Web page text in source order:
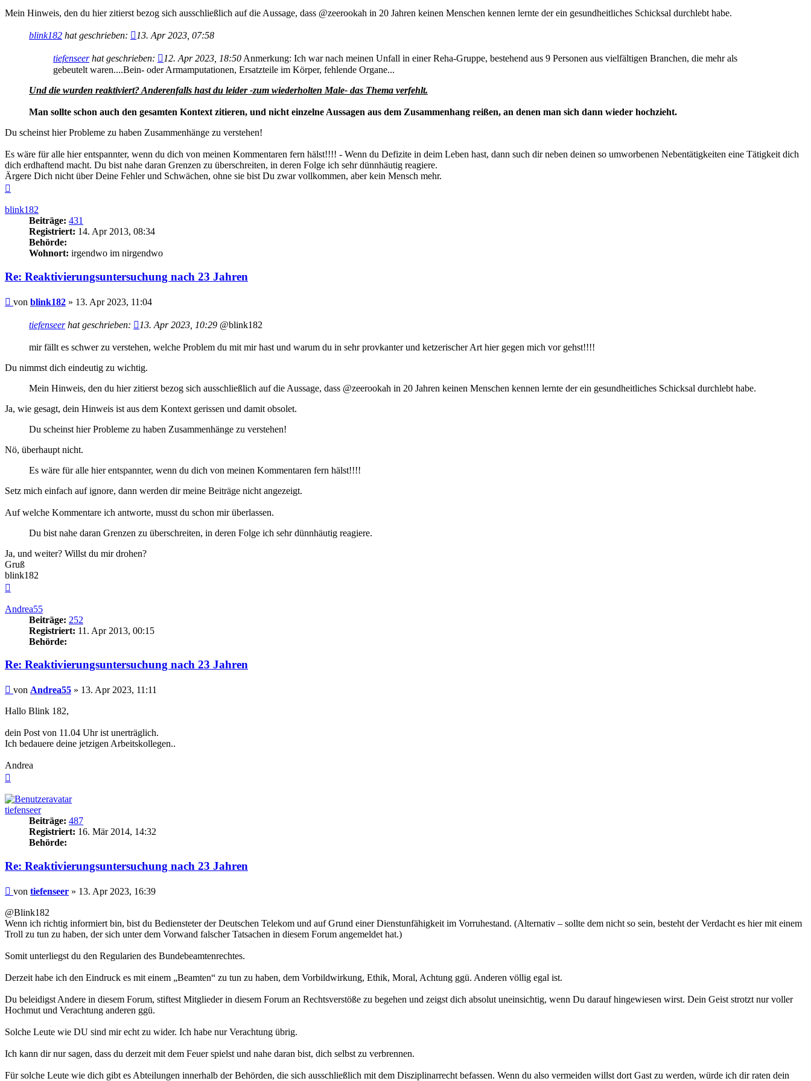
Mein Hinweis, den du hier zitierst bezog sich ausschließlich auf die Aussage, dass @zeerookah in 20 Jahren keinen Menschen kennen lernte der ein gesundheitliches Schicksal durchlebt habe.
blink182 hat geschrieben: 13. Apr 2023, 07:58
tiefenseerhat geschrieben: 12. Apr 2023, 18:50 Anmerkung: Ich war nach meinen Unfall in einer Reha-Gruppe, bestehend aus 9 Personen aus vielfältigen Branchen, die mehr als
gebeutelt waren....Bein- oder Armamputationen, Ersatzteile im Körper, fehlende Organe...
Und die wurden reaktiviert? Anderenfalls hast du leider -zum wiederholten Male- das Thema verfehlt.
Man sollte schon auch den gesamten Kontext zitieren, und nicht einzelne Aussagen aus dem Zusammenhang reißen, an denen man sich dann wieder hochzieht.
Du scheinst hier Probleme zu haben Zusammenhänge zu verstehen!
Es wäre für alle hier entspannter, wenn du dich von meinen Kommentaren fern hälst!!!! - Wenn du Defizite in deim Leben hast, dann such dir neben deinen so umworbenen Nebentätigkeiten eine Tätigkeit dich
dich erdhaftend macht. Du bist nahe daran Grenzen zu überschreiten, in deren Folge ich sehr dünnhäutig reagiere.
Ärgere Dich nicht über Deine Fehler und Schwächen, ohne sie bist Du zwar vollkommen, aber kein Mensch mehr.
blink182
Beiträge: 431
Registriert: 14. Apr 2013, 08:34
Behörde:
Wohnort: irgendwo im nirgendwo
Re: Reaktivierungsuntersuchung nach 23 Jahren
Beitrag
von blink182 » 13. Apr 2023, 11:04
tiefenseerhat geschrieben: 13. Apr 2023, 10:29 @blink182
mir fällt es schwer zu verstehen, welche Problem du mit mir hast und warum du in sehr provkanter und ketzerischer Art hier gegen mich vor gehst!!!!
Du nimmst dich eindeutig zu wichtig.
Mein Hinweis, den du hier zitierst bezog sich ausschließlich auf die Aussage, dass @zeerookah in 20 Jahren keinen Menschen kennen lernte der ein gesundheitliches Schicksal durchlebt habe.
Ja, wie gesagt, dein Hinweis ist aus dem Kontext gerissen und damit obsolet.
Du scheinst hier Probleme zu haben Zusammenhänge zu verstehen!
Nö, überhaupt nicht.
Es wäre für alle hier entspannter, wenn du dich von meinen Kommentaren fern hälst!!!!
Setz mich einfach auf ignore, dann werden dir meine Beiträge nicht angezeigt.
Auf welche Kommentare ich antworte, musst du schon mir überlassen.
Du bist nahe daran Grenzen zu überschreiten, in deren Folge ich sehr dünnhäutig reagiere.
Ja, und weiter? Willst du mir drohen?
Gruß
blink182
Andrea55
Beiträge: 252
Registriert: 11. Apr 2013, 00:15
Behörde:
Re: Reaktivierungsuntersuchung nach 23 Jahren
Beitrag
von Andrea55 » 13. Apr 2023, 11:11
Hallo Blink 182,
dein Post von 11.04 Uhr ist unerträglich.
Ich bedauere deine jetzigen Arbeitskollegen..
Andrea
tiefenseer
Beiträge: 487
Registriert: 16. Mär 2014, 14:32
Behörde:
Re: Reaktivierungsuntersuchung nach 23 Jahren
Beitrag
von tiefenseer » 13. Apr 2023, 16:39
@Blink182
Wenn ich richtig informiert bin, bist du Bediensteter der Deutschen Telekom und auf Grund einer Dienstunfähigkeit im Vorruhestand. (Alternativ – sollte dem nicht so sein, besteht der Verdacht es hier mit einem
Troll zu tun zu haben, der sich unter dem Vorwand falscher Tatsachen in diesem Forum angemeldet hat.)
Somit unterliegst du den Regularien des Bundebeamtenrechtes.
Derzeit habe ich den Eindruck es mit einem „Beamten“ zu tun zu haben, dem Vorbildwirkung, Ethik, Moral, Achtung ggü. Anderen völlig egal ist.
Du beleidigst Andere in diesem Forum, stiftest Mitglieder in diesem Forum an Rechtsverstöße zu begehen und zeigst dich absolut uneinsichtig, wenn Du darauf hingewiesen wirst. Dein Geist strotzt nur voller
Hochmut und Verachtung anderen ggü.
Solche Leute wie DU sind mir echt zu wider. Ich habe nur Verachtung übrig.
Ich kann dir nur sagen, dass du derzeit mit dem Feuer spielst und nahe daran bist, dich selbst zu verbrennen.
Für solche Leute wie dich gibt es Abteilungen innerhalb der Behörden, die sich ausschließlich mit dem Disziplinarrecht befassen. Wenn du also vermeiden willst dort Gast zu werden, würde ich dir raten dein